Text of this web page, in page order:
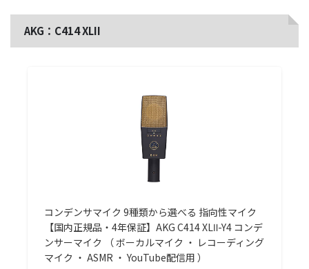
AKG：C414 XLII
コンデンサマイク 9種類から選べる 指向性マイク
【国内正規品・4年保証】AKG C414 XLⅡ-Y4 コンデ
ンサーマイク （ ボーカルマイク ・ レコーディング
マイク ・ ASMR ・ YouTube配信用 ）